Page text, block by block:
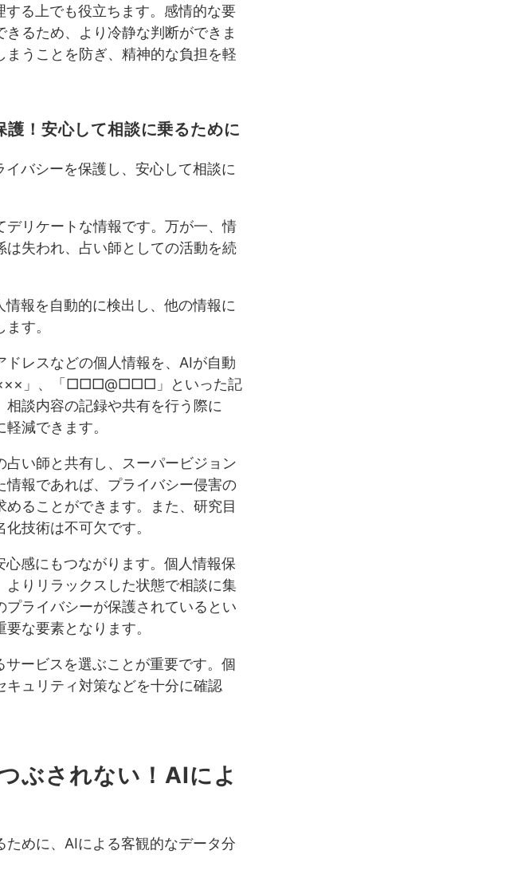
る上でも役立ちます。感情的な要
るため、より冷静な判断ができま
うことを防ぎ、精神的な負担を軽
！安心して相談に乗るために
バシーを保護し、安心して相談に
リケートな情報です。万が一、情
失われ、占い師としての活動を続
報を自動的に検出し、他の情報に
す。
レスなどの個人情報を、AIが自動
」、「□□□@□□□」といった記
談内容の記録や共有を行う際に
減できます。
い師と共有し、スーパービジョン
報であれば、プライバシー侵害の
ることができます。また、研究目
技術は不可欠です。
感にもつながります。個人情報保
りリラックスした状態で相談に集
ライバシーが保護されているとい
な要素となります。
ービスを選ぶことが重要です。個
キュリティ対策などを十分に確認
ぶされない！AIによ
めに、AIによる客観的なデータ分